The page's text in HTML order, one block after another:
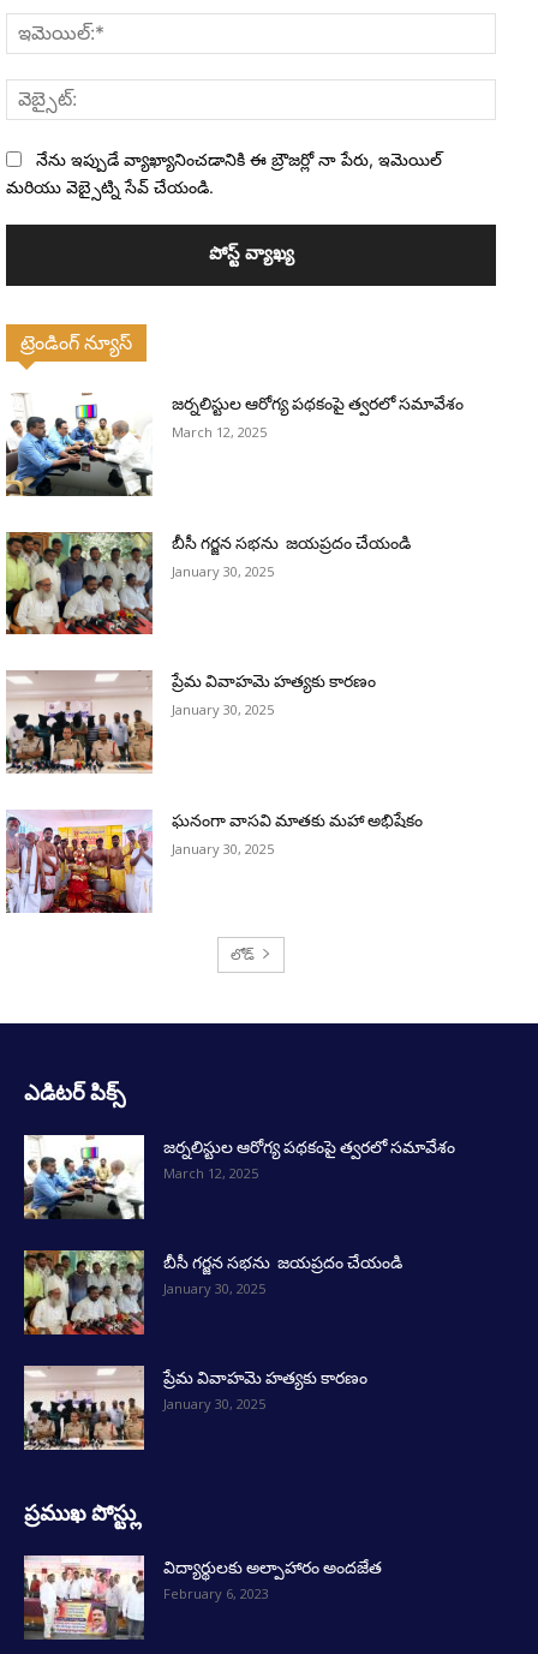
నేను ఇప్పుడే వ్యాఖ్యానించడానికి ఈ బ్రౌజర్లో నా పేరు, ఇమెయిల్
మరియు వెబ్సైట్ని సేవ్ చేయండి.
ట్రెండింగ్ న్యూస్
జర్నలిస్టుల ఆరోగ్య పథకంపై త్వరలో సమావేశం
March 12, 2025
బీసీ గర్జన సభను జయప్రదం చేయండి
January 30, 2025
ప్రేమ వివాహమె హత్యకు కారణం
January 30, 2025
ఘనంగా వాసవి మాతకు మహా అభిషేకం
January 30, 2025
లోడ్
ఎడిటర్ పిక్స్
జర్నలిస్టుల ఆరోగ్య పథకంపై త్వరలో సమావేశం
March 12, 2025
బీసీ గర్జన సభను జయప్రదం చేయండి
January 30, 2025
ప్రేమ వివాహమె హత్యకు కారణం
January 30, 2025
ప్రముఖ పోస్ట్లు
విద్యార్థులకు అల్పాహారం అందజేత
February 6, 2023